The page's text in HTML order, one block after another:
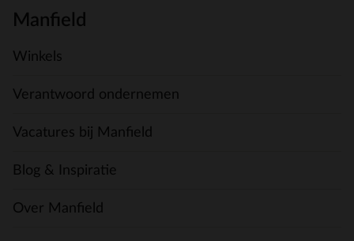
Manfield
Winkels
Verantwoord ondernemen
Vacatures bij Manfield
Blog & Inspiratie
Over Manfield